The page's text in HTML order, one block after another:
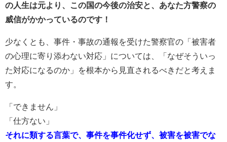
の人生は元より、この国の今後の治安と、あなた方警察の
威信がかかっているのです！
少なくとも、事件・事故の通報を受けた警察官の「被害者
の心理に寄り添わない対応」については、「なぜそういっ
た対応になるのか」を根本から見直されるべきだと考えま
す。
「できません」
「仕方ない」
それに類する言葉で、事件を事件化せず、被害を被害でな